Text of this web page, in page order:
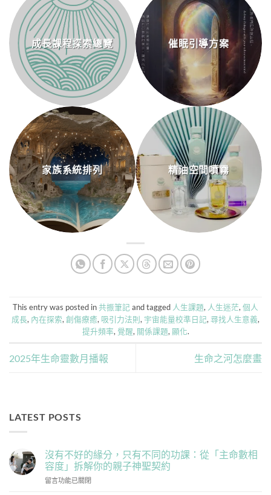
成長課程探索總覽 催眠引導方案
家族系統排列 精油空間噴霧
This entry was posted in共振筆記 and tagged 人生課題, 人生迷茫, 個人
成長, 內在探索, 創傷療癒, 吸引力法則, 宇宙能量校準日記, 尋找人生意義,
提升頻率, 覺醒, 關係課題, 顯化.
2025年生命靈數月播報 生命之河怎麼畫
LATEST POSTS
沒有不好的緣分，只有不同的功課：從「主命數相
容度」拆解你的親子神聖契約
在
留言功能已關閉